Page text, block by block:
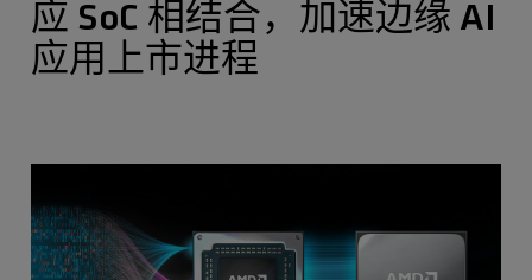
应 SoC 相结合，加速边缘 AI
应用上市进程